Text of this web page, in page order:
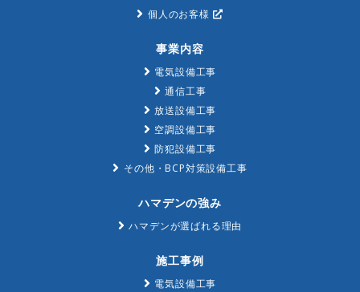
個人のお客様
事業内容
電気設備工事
通信工事
放送設備工事
空調設備工事
防犯設備工事
その他・BCP対策設備工事
ハマデンの強み
ハマデンが選ばれる理由
施工事例
電気設備工事